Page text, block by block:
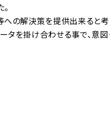
の解決策を提供出来ると考
を掛け合わせる事で、意図